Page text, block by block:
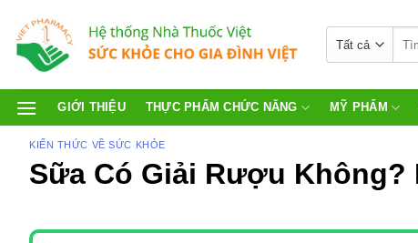
GIỚI THIỆU THỰC PHẨM CHỨC NĂNG MỸ PHẨM
KIẾN THỨC VỀ SỨC KHỎE
Sữa Có Giải Rượu